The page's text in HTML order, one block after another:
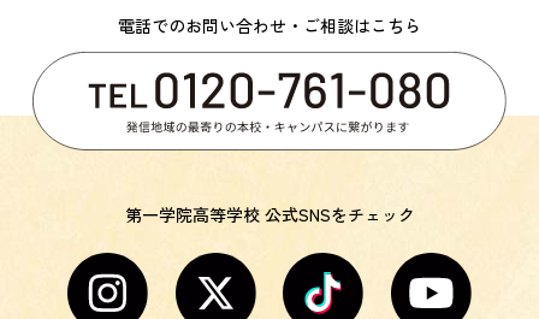
電話でのお問い合わせ・ご相談はこちら
第一学院高等学校 公式SNSをチェック